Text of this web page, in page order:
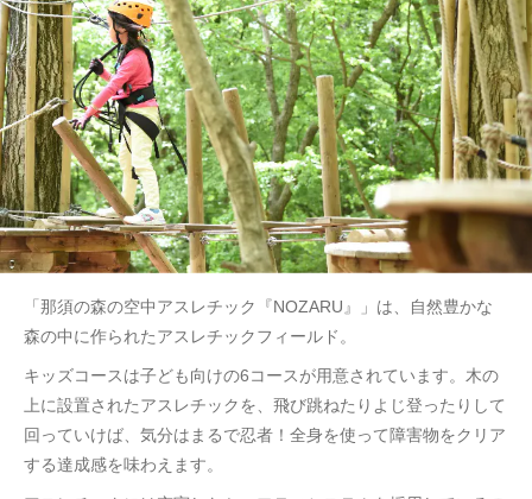
「那須の森の空中アスレチック『NOZARU』」は、自然豊かな
森の中に作られたアスレチックフィールド。
キッズコースは子ども向けの6コースが用意されています。木の
上に設置されたアスレチックを、飛び跳ねたりよじ登ったりして
回っていけば、気分はまるで忍者！全身を使って障害物をクリア
する達成感を味わえます。